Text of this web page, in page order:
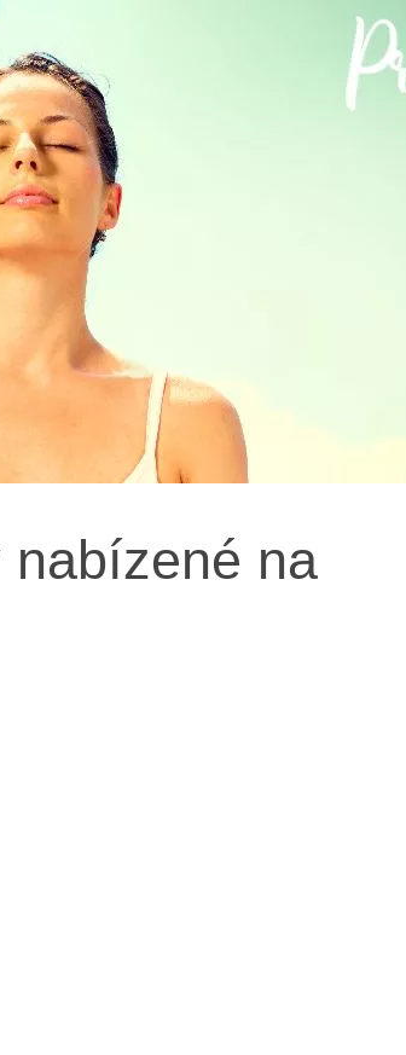
nabízené na